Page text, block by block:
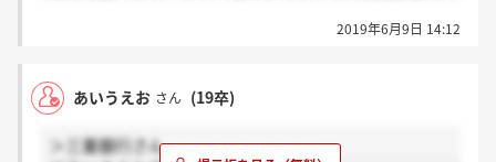
用が前期比３．１倍となる計約３３００億円に拡大。
化した。景気減速による企業業績の悪化も懸念されて
おり、地銀経営は一段と厳しい状況となりそうだ。
権の処理費と、企業の業績回復を受けた引当金の「取
2019年6月9日 14:12
あいうえお さん (19卒)
＞三重銀行さん